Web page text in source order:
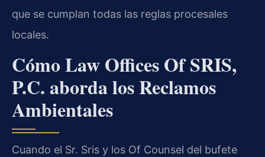
que se cumplan todas las reglas procesales
locales.
Cómo Law Offices Of SRIS,
P.C. aborda los Reclamos
Ambientales
Cuando el Sr. Sris y los Of Counsel del bufete